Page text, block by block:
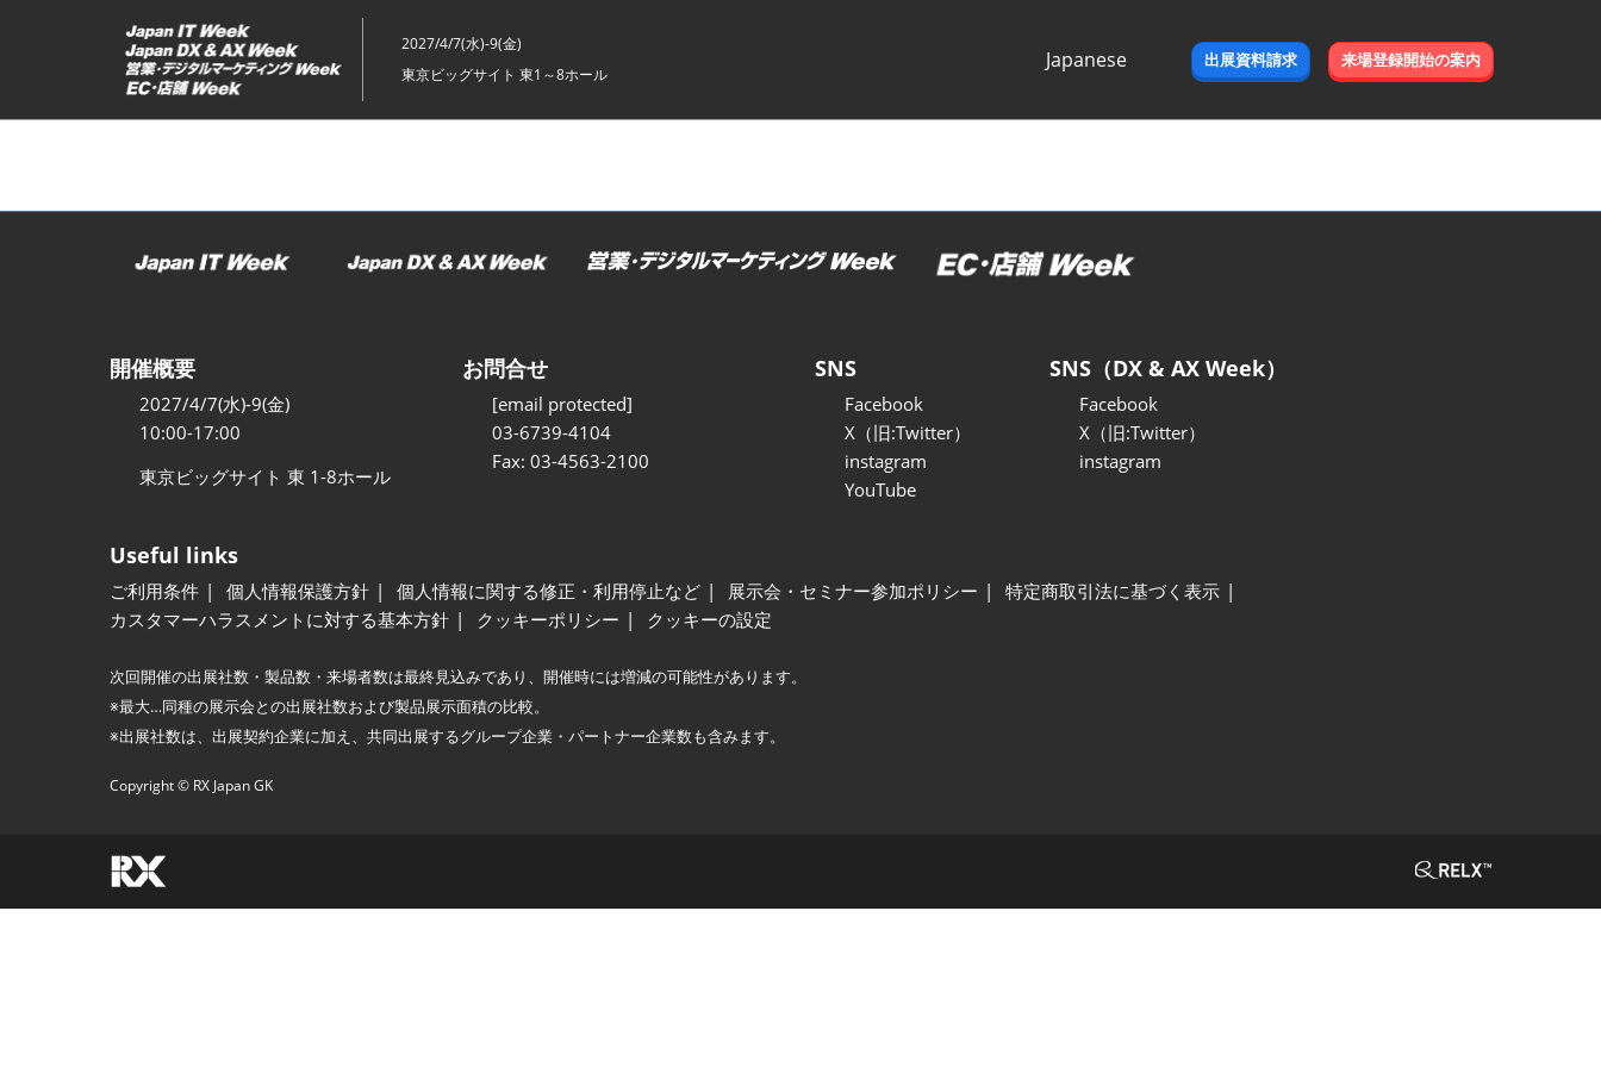
ッ
2027/4/7(水)-9(金)
東京ビッグサイト 東1～8ホール
Japanese
出展資料請求 来場登録開始の案内
開催概要
2027/4/7(水)-9(金)
10:00-17:00
東京ビッグサイト 東 1-8ホール
お問合せ
[email protected]
03-6739-4104
Fax: 03-4563-2100
SNS
Facebook
X（旧:Twitter）
instagram
YouTube
SNS（DX & AX Week）
Facebook
X（旧:Twitter）
instagram
Useful links
ご利用条件 個人情報保護方針 個人情報に関する修正・利用停止など 展示会・セミナー参加ポリシー
特定商取引法に基づく表示
カスタマーハラスメントに対する基本方針
クッキーポリシー クッキーの設定
次回開催の出展社数・製品数・来場者数は最終見込みであり、開催時には増減の可能性があります。
※最大…同種の展示会との出展社数および製品展示面積の比較。
※出展社数は、出展契約企業に加え、共同出展するグループ企業・パートナー企業数も含みます。
Copyright © RX Japan GK